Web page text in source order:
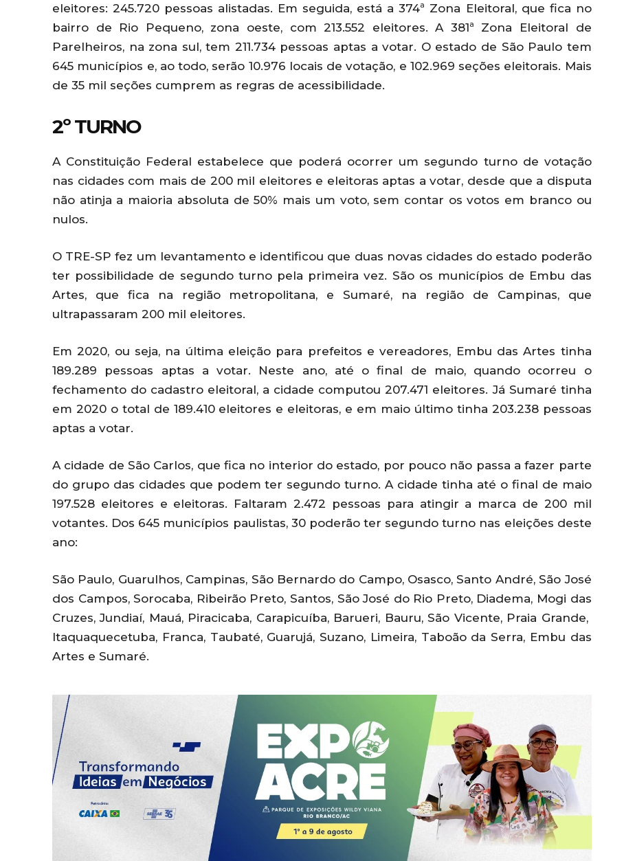
eleitores: 245.720 pessoas alistadas. Em seguida, está a 374ª Zona Eleitoral, que fica no
bairro de Rio Pequeno, zona oeste, com 213.552 eleitores. A 381ª Zona Eleitoral de
Parelheiros, na zona sul, tem 211.734 pessoas aptas a votar. O estado de São Paulo tem
645 municípios e, ao todo, serão 10.976 locais de votação, e 102.969 seções eleitorais. Mais
de 35 mil seções cumprem as regras de acessibilidade.
2º TURNO
A Constituição Federal estabelece que poderá ocorrer um segundo turno de votação
nas cidades com mais de 200 mil eleitores e eleitoras aptas a votar, desde que a disputa
não atinja a maioria absoluta de 50% mais um voto, sem contar os votos em branco ou
nulos.
O TRE-SP fez um levantamento e identificou que duas novas cidades do estado poderão
ter possibilidade de segundo turno pela primeira vez. São os municípios de Embu das
Artes, que fica na região metropolitana, e Sumaré, na região de Campinas, que
ultrapassaram 200 mil eleitores.
Em 2020, ou seja, na última eleição para prefeitos e vereadores, Embu das Artes tinha
189.289 pessoas aptas a votar. Neste ano, até o final de maio, quando ocorreu o
fechamento do cadastro eleitoral, a cidade computou 207.471 eleitores. Já Sumaré tinha
em 2020 o total de 189.410 eleitores e eleitoras, e em maio último tinha 203.238 pessoas
aptas a votar.
A cidade de São Carlos, que fica no interior do estado, por pouco não passa a fazer parte
do grupo das cidades que podem ter segundo turno. A cidade tinha até o final de maio
197.528 eleitores e eleitoras. Faltaram 2.472 pessoas para atingir a marca de 200 mil
votantes. Dos 645 municípios paulistas, 30 poderão ter segundo turno nas eleições deste
ano:
São Paulo, Guarulhos, Campinas, São Bernardo do Campo, Osasco, Santo André, São José
dos Campos, Sorocaba, Ribeirão Preto, Santos, São José do Rio Preto, Diadema, Mogi das
Cruzes, Jundiaí, Mauá, Piracicaba, Carapicuíba, Barueri, Bauru, São Vicente, Praia Grande,
Itaquaquecetuba, Franca, Taubaté, Guarujá, Suzano, Limeira, Taboão da Serra, Embu das
Artes e Sumaré.